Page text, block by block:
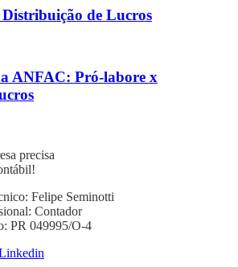
de Lucros
ANFAC: Pró-labore x
precisa
Felipe Seminotti
Contador
PR 049995/O-4